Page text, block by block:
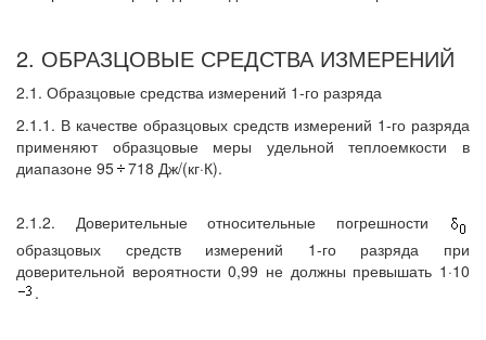
2. ОБРАЗЦОВЫЕ СРЕДСТВА ИЗМЕРЕНИЙ
2.1. Образцовые средства измерений 1-го разряда
2.1.1. В качестве образцовых средств измерений 1-го разряда
применяют образцовые меры удельной теплоемкости в
диапазоне 95
718 Дж/(кг·К).
2.1.2. Доверительные относительные погрешности
образцовых средств измерений 1-го разряда при
доверительной вероятности 0,99 не должны превышать 1·10
.